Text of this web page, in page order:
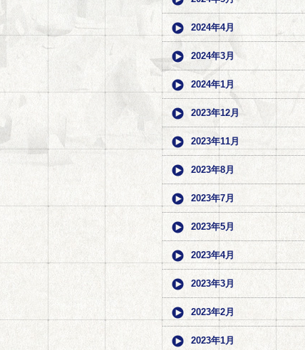
2024年4月
2024年3月
2024年1月
2023年12月
2023年11月
2023年8月
2023年7月
2023年5月
2023年4月
2023年3月
2023年2月
2023年1月